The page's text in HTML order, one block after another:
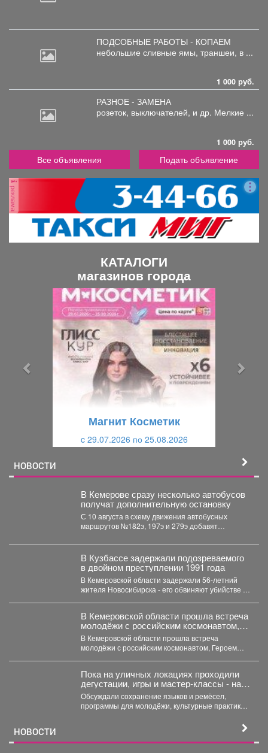
ПОДСОБНЫЕ РАБОТЫ - КОПАЕМ
небольшие сливные ямы, траншеи, в ...
1 000 руб.
РАЗНОЕ - ЗАМЕНА
розеток, выключателей, и др. Мелкие ...
1 000 руб.
Все объявления Подать объявление
реклама
КАТАЛОГИ
магазинов города
Магнит Косметик
c 29.07.2026 по 25.08.2026
НОВОСТИ
В Кемерове сразу несколько автобусов
получат дополнительную остановку
С 10 августа в схему движения автобусных
маршрутов №182э, 197э и 279э добавят
В Кузбассе задержали подозреваемого
в двойном преступлении 1991 года
В Кемеровской области задержали 56‑летний
жителя Новосибирска - его обвиняют убийстве и
В Кемеровской области прошла встреча
молодёжи с российским космонавтом,
Героем Российской Федерации
Александром Лазуткиным
В Кемеровской области прошла встреча
молодёжи с российским космонавтом, Героем
Пока на уличных локациях проходили
дегустации, игры и мастер‑классы - на
секционных площадках кипела
серьезная работа
Обсуждали сохранение языков и ремёсел,
программы для молодёжи, культурные практики
НОВОСТИ